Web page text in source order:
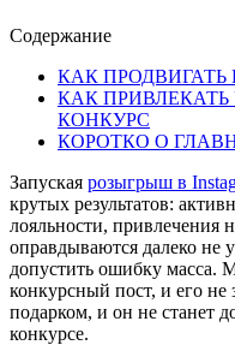
Содержание
КАК ПРОДВИГАТЬ
КАК
КОНКУРС
КОРОТКО О
Запуская розыгрыш в
крутых результатов:
лояльности, привлечения
оправдываются далеко не
допустить ошибку масса.
конкурсный пост, и его не
подарком, и он не станет
конкурсе.